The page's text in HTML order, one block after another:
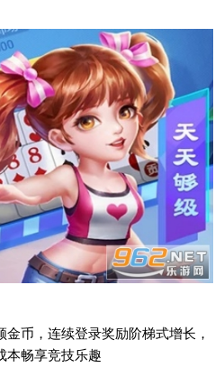
币，连续登录奖励阶梯式增长，
本畅享竞技乐趣